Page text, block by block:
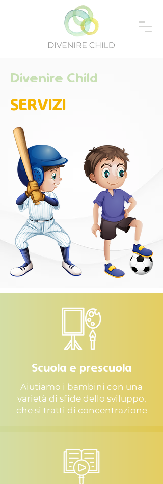
Divenire Child
SERVIZI
Scuola e prescuola
Aiutiamo i bambini con una
varietà di sfide dello sviluppo,
che si tratti di concentrazione